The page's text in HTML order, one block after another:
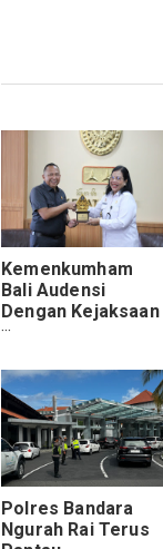
Kemenkumham
Bali Audensi
Dengan Kejaksaan
Tinggi Bali,
Sinergi Dalam
Penegakan Hukum
Polres Bandara
Ngurah Rai Terus